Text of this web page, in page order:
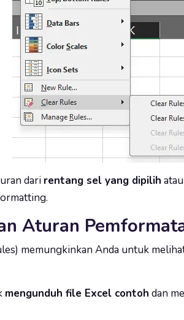
dari rentang sel yang dipilih
Aturan
memungkinkan Anda untuk
mengunduh file Excel contoh dan